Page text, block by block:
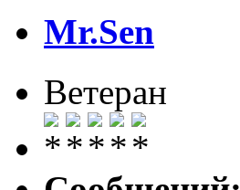
Mr.Sen
Ветеран